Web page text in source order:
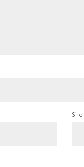
Site